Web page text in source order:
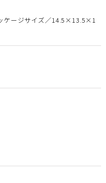
ケージサイズ／14.5×13.5×1